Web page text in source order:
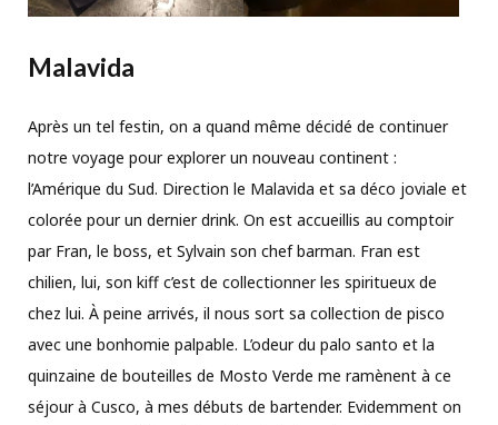
Malavida
Après un tel festin, on a quand même décidé de continuer
notre voyage pour explorer un nouveau continent :
l’Amérique du Sud. Direction le Malavida et sa déco joviale et
colorée pour un dernier drink. On est accueillis au comptoir
par Fran, le boss, et Sylvain son chef barman. Fran est
chilien, lui, son kiff c’est de collectionner les spiritueux de
chez lui. À peine arrivés, il nous sort sa collection de pisco
avec une bonhomie palpable. L’odeur du palo santo et la
quinzaine de bouteilles de Mosto Verde me ramènent à ce
séjour à Cusco, à mes débuts de bartender. Evidemment on